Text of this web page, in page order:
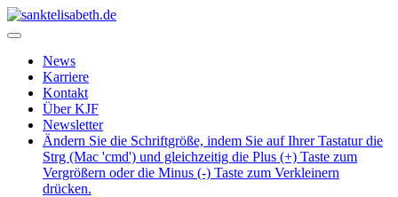
News
Karriere
Kontakt
Über KJF
Newsletter
Ändern Sie die Schriftgröße, indem Sie auf Ihrer Tastatur die
Strg (Mac 'cmd') und gleichzeitig die Plus (+) Taste zum
Vergrößern oder die Minus (-) Taste zum Verkleinern
drücken.